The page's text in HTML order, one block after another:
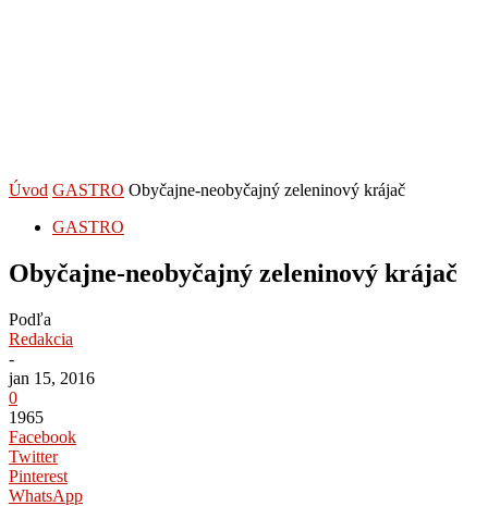
Úvod GASTRO Obyčajne-neobyčajný zeleninový krájač
GASTRO
Obyčajne-neobyčajný zeleninový krájač
Podľa
Redakcia
-
jan 15, 2016
0
1965
Facebook
Twitter
Pinterest
WhatsApp